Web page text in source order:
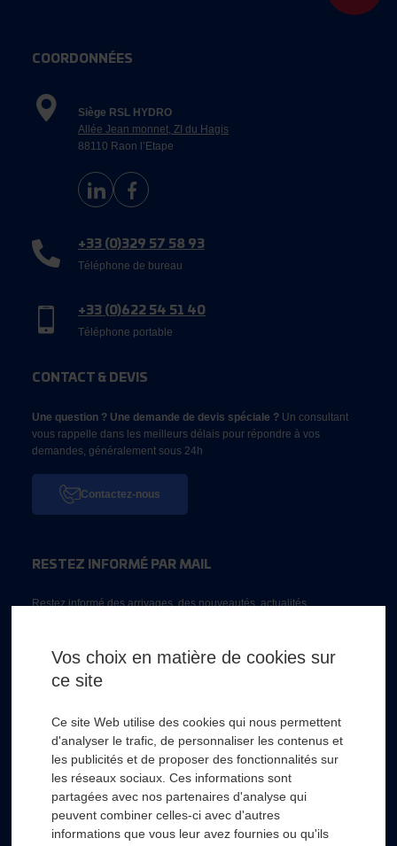
COORDONNÉES
Siège RSL HYDRO
Allée Jean monnet, ZI du Hagis
88110 Raon l’Etape
+33 (0)329 57 58 93
Téléphone de bureau
+33 (0)622 54 51 40
Téléphone portable
CONTACT & DEVIS
Une question ? Une demande de devis spéciale ? Un consultant
vous rappelle dans les meilleurs délais pour répondre à vos
demandes, généralement sous 24h
Contactez-nous
RESTEZ INFORMÉ PAR MAIL
Restez informé des arrivages, des nouveautés, actualités...
RSL HYDRO +
Vos choix en matière de cookies sur
ce site
Ce site Web utilise des cookies qui nous permettent
d'analyser le trafic, de personnaliser les contenus et
les publicités et de proposer des fonctionnalités sur
les réseaux sociaux. Ces informations sont
partagées avec nos partenaires d'analyse qui
peuvent combiner celles-ci avec d'autres
informations que vous leur avez fournies ou qu'ils